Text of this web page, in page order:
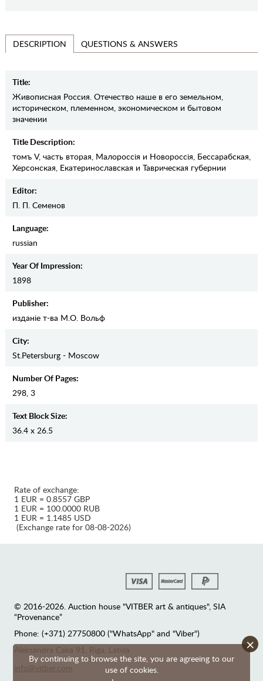
DESCRIPTION QUESTIONS & ANSWERS
Title:
Живописная Россия. Отечество наше в его земельном,
историческом, племенном, экономическом и бытовом
значении
Title Description:
томъ V, часть вторая, Малороссiя и Новороссiя, Бессарабская,
Херсонская, Екатеринославская и Таврическая губернии
Editor:
П. П. Семенов
Language:
russian
Year Of Impression:
1898
Publisher:
изданiе т-ва М.О. Вольф
City:
St.Petersburg - Moscow
Number Of Pages:
298, 3
Text Block Size:
36.4 x 26.5
By continuing to browse the site, you are agreeing to our
use of cookies.
×
Rate of exchange:
1 EUR = 0.8557 GBP
1 EUR = 100.0000 RUB
1 EUR = 1.1485 USD
(Exchange rate for 08-08-2026)
© 2016-2026. Auction house "VITBER art & antiques", SIA
“Provenance”
Phone: (+371) 27750800 ("WhatsApp" and "Viber")